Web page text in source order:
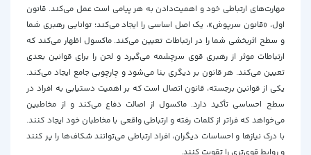
مهارت‌های ارتباطی خود و اهمیت‌دادن به هر پیامی است عمل می‌کند. قانون
اول، «قانون سرپوش»، یک اصل اساسی را ایجاد می‌کند؛ توانایی رهبری شما
و سطح اثربخشی شما را در ارتباطات تعیین می‌کند. ماکسول اظهار می‌کند که
ارتباطات موثر از رهبری قوی سرچشمه می‌گیرد و لحن را برای قوانین بعدی
تعیین می‌کند. هر قانون بر دیگری بنا می‌شود و چارچوبی جامع ایجاد می‌کند.
یکی از قوانین برجسته، قانون اتصال است که بر اهمیت دستیابی به افراد در
سطح احساسی تأکید دارد. ماکسول از اصالت دفاع می‌کند و از مخاطبین
می‌خواهد که فراتر از کلمات رفته و ارتباطی واقعی با مخاطبان خود ایجاد کنند.
با درک نیازها و احساسات دیگران، افراد ارتباطی می‌توانند شکاف‌ها را پر کنند
و روابط قوی‌تری را تقویت کنند.